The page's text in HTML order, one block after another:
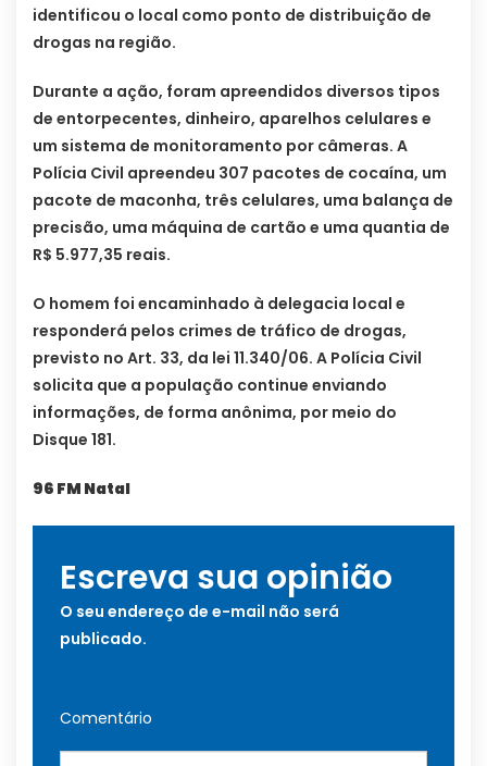
identificou o local como ponto de distribuição de
drogas na região.
Durante a ação, foram apreendidos diversos tipos
de entorpecentes, dinheiro, aparelhos celulares e
um sistema de monitoramento por câmeras. A
Polícia Civil apreendeu 307 pacotes de cocaína, um
pacote de maconha, três celulares, uma balança de
precisão, uma máquina de cartão e uma quantia de
R$ 5.977,35 reais.
O homem foi encaminhado à delegacia local e
responderá pelos crimes de tráfico de drogas,
previsto no Art. 33, da lei 11.340/06. A Polícia Civil
solicita que a população continue enviando
informações, de forma anônima, por meio do
Disque 181.
96 FM Natal
Escreva sua opinião
O seu endereço de e-mail não será
publicado.
Comentário